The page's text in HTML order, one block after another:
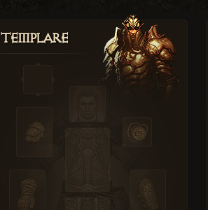
Templare